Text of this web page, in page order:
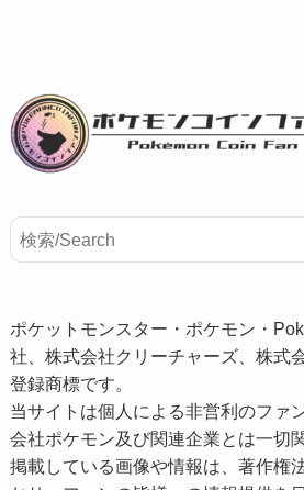
ポケットモンスター・ポケモン・
社、株式会社クリーチャーズ、株式
登録商標です。
当サイトは個人による非営利のファ
会社ポケモン及び関連企業とは一切
掲載している画像や情報は、著作権